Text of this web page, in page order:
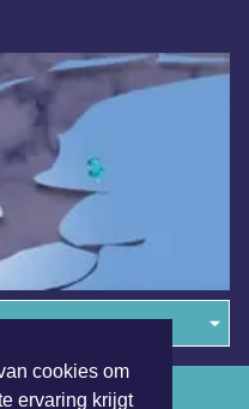
cookies om
ervaring krijgt